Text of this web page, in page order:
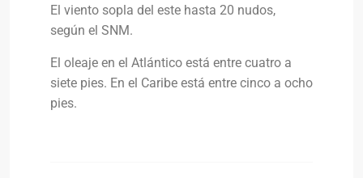
El viento sopla del este hasta 20 nudos,
según el SNM.
El oleaje en el Atlántico está entre cuatro a
siete pies. En el Caribe está entre cinco a ocho
pies.